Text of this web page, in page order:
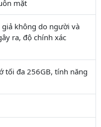
mặt
giả không do người và
ra, độ chính xác
tối đa 256GB, tính năng